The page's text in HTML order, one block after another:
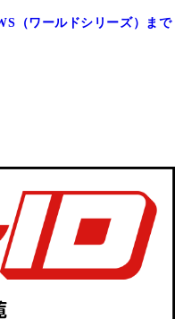
（ワールドシリーズ）まで